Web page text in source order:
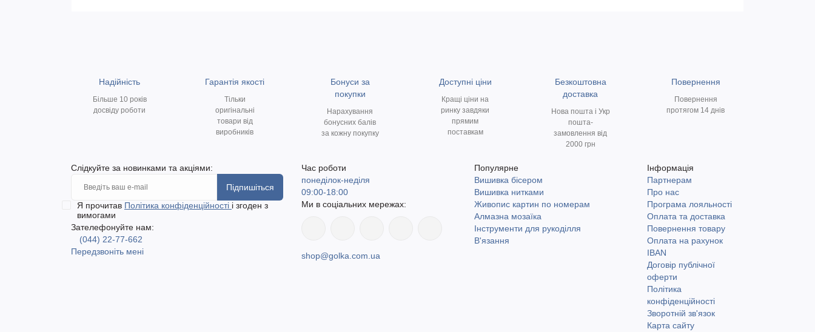
Надійність
Більше 10 років
досвіду роботи
Гарантія якості
Тільки
оригінальні
товари від
виробників
Бонуси за
покупки
Нарахування
бонусних балів
за кожну покупку
Доступні ціни
Кращі ціни на
ринку завдяки
прямим
поставкам
Безкоштовна
доставка
Нова пошта і Укр
пошта-
замовлення від
2000 грн
Повернення
Повернення
протягом 14 днів
Слідкуйте за новинками та акціями:
Підпишіться
Я прочитав Політика конфіденційності і згоден з
вимогами
Зателефонуйте нам:
(044) 22-77-662
Передзвоніть мені
Час роботи
понеділок-неділя
09:00-18:00
Ми в соціальних мережах:
shop@golka.com.ua
Популярне
Вишивка бісером
Вишивка нитками
Живопис картин по номерам
Алмазна мозаїка
Інструменти для рукоділля
В'язання
Інформація
Партнерам
Про нас
Програма лояльності
Оплата та доставка
Повернення товару
Оплата на рахунок
IBAN
Договір публічної
оферти
Політика
конфіденційності
Зворотній зв'язок
Карта сайту